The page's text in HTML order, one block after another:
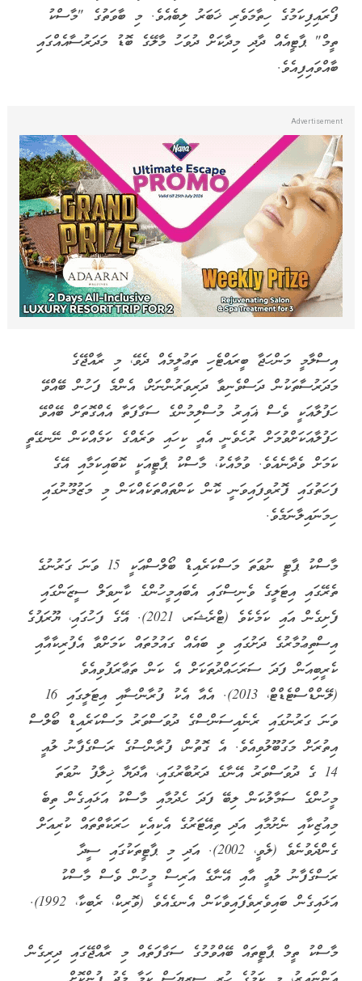
ފޯރައިފިކަމުގެ ހިތާމަވެރި ޚަބަރު ލިބެއެވެ. މި ބާވަތުގެ "މާސްކު
ތީމް" ޕާޓީއެއް ދާދި މިދާކަށް ދުވަހު މާލޭގެ ބޮޑު މަދަރުސާއެއްގައި
ބާއްވައިފިއެވެ.
އިސްލާމީ މަންހަޖާ ބީރައްޓެހި ތަޢުލީމެއް ދެވޭ، މި ރާއްޖޭގެ
މަދަރުސާތަކުން ދަސްވެނިވާ ދަރިވަރުންނަށް، އެންމެ ފަހުން ބޭއްވޭ
ހަފުލާއަކީ ވެސް ޣައިރު މުސްލިމުންގެ ސަގާފަތާ އެއްގޮތަށް ބޭއްވޭ
ހަފުލާއަކަށްވުމަށް ރުހެވެނީ އެއީ ކިހައި ވަރެއްގެ ކަމެއްކަން ނޭނގޭތީ
ކަމަށް ވެދާނެއެވެ. ވުމާއެކު، މާސްކު ޕާޓީއަކީ ކޮބައިކަމާއި އޭގެ
ފަހަތުގައި ފޮރުވިފައިވަނީ ކޮން ކަންތައްތަކެއްކަން މި މަޒުމޫނުގައި
ހިމަނައިލާނަމެވެ.
މާސްކު ޕާޓީ ނުވަތަ މަސްކަރެއިޑް ބޯލްސްއަކީ 15 ވަނަ ގަރުނުގެ
ތެރޭގައި އިޓަލީގެ ވެނިސްގައި އެބައިމީހުންގެ ކާނިވަލް ސީޒަންގައި
ފެށިގެން އައި ކަމެކެވެ (ޓްރެޝަރ، 2021). އޭގެ ފަހުގައި، ޔޫރަޕުގެ
އިސްތިޢުމާރުގެ ދަށުގައި ވި ބައެއް ގައުމުތައް ކަމަށްވާ އެފުރިކާއާއި
ކެރީބިއަން ފަދަ ސަރަހައްދުތަކަށް އެ ކަން ތަޢާރަފުވިއެވެ
(ލޭންޑްސްޓެޑްޓް، 2013). އެއާ އެކު ފުރާންސާއި އިޓަލީގައި 16
ވަނަ ގަރުނުގައި ރެނެއިސަންސްގެ ދުވަސްވަރު މަސްކަރެއިޑް ބޯލްސް
އިތުރަށް މަގުބޫލުވިއެވެ. އެ ގޮތުން، ފުރާންސުގެ ރަސްގެފާނު ލުއީ
14 ގެ ދުވަސްވަރު އޭނާގެ ދަރުބާރުގައި، އާދަޔާ ޚިލާފު ނުވަތަ
މީހުންގެ ސަމާލުކަން ލިބޭ ފަދަ ހެދުމާއި މާސްކު އަޅައިގެން ތިބެ
މިއުޒިކާއި ނެށުމާއި އަދި ތިއޭޓަރުގެ އެކިއެކި ހަރަކާތްތައް ކުރިއަށް
ގެންދެވުނެވެ (ލެވީ، 2002). އަދި މި ޕާޓީތަކުގައި ސީދާ
ރަސްގެފާނު ލުއީ އާއި އޭނާގެ އަރިސް މީހުން ވެސް މާސްކު
އަޅައިގެން ބައިވެރިވެފައިވާކަން އެނގެއެވެ (ވޮރިކް، ރެބިކާ، 1992).
މާސްކު ތީމް ޕާޓީތައް ބޭއްވުމުގެ ސަގާފަތެއް މި ރާއްޖޭގައި ދިރިގެން